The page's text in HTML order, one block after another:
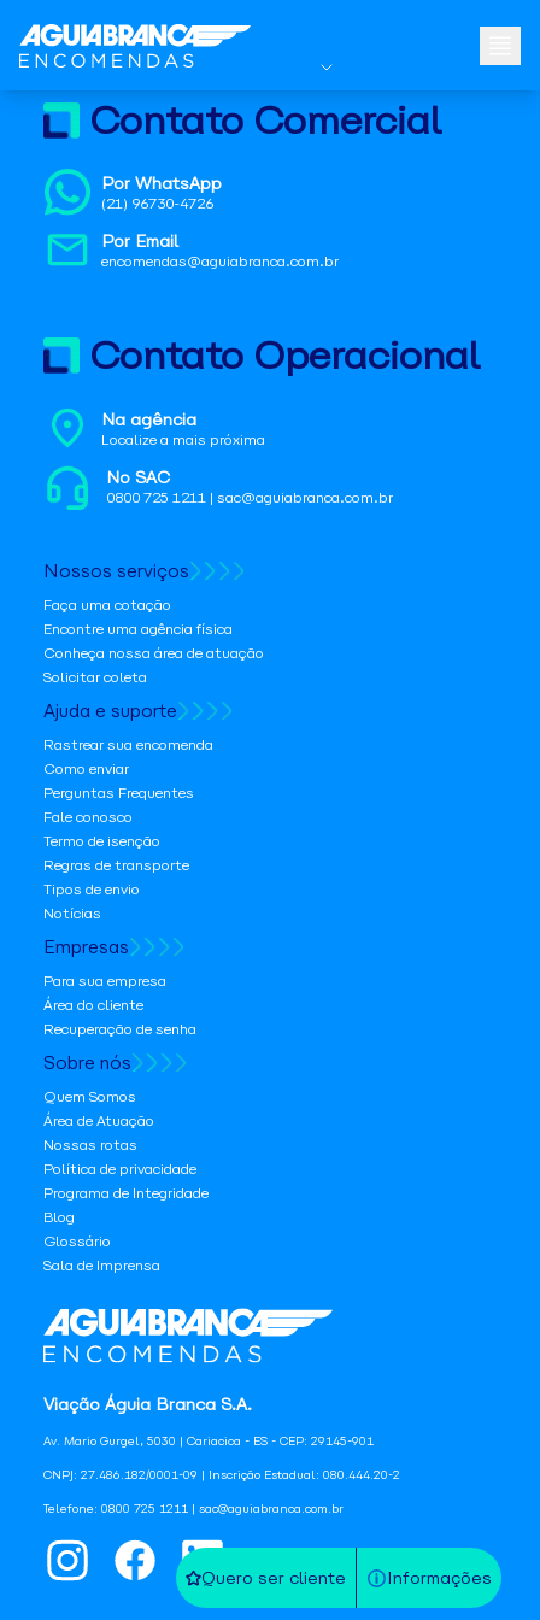
Quero ser cliente Informações
Viação Águia Branca S.A.
Av. Mario Gurgel, 5030 | Cariacica - ES - CEP: 29145-901
CNPJ: 27.486.182/0001-09 | Inscrição Estadual: 080.444.20-2
Telefone: 0800 725 1211 | sac@aguiabranca.com.br
Contato Comercial
Por WhatsApp
(21) 96730-4726
Por Email
encomendas@aguiabranca.com.br
Contato Operacional
Na agência
Localize a mais próxima
No SAC
0800 725 1211 | sac@aguiabranca.com.br
Nossos serviços
Faça uma cotação
Encontre uma agência física
Conheça nossa área de atuação
Solicitar coleta
Ajuda e suporte
Rastrear sua encomenda
Como enviar
Perguntas Frequentes
Fale conosco
Termo de isenção
Regras de transporte
Tipos de envio
Notícias
Empresas
Para sua empresa
Área do cliente
Recuperação de senha
Sobre nós
Quem Somos
Área de Atuação
Nossas rotas
Política de privacidade
Programa de Integridade
Blog
Glossário
Sala de Imprensa